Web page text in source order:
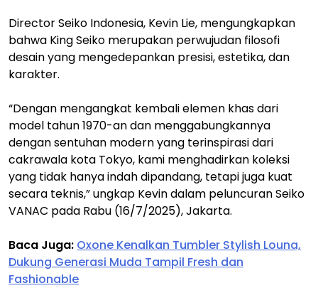
Director Seiko Indonesia, Kevin Lie, mengungkapkan
bahwa King Seiko merupakan perwujudan filosofi
desain yang mengedepankan presisi, estetika, dan
karakter.
“Dengan mengangkat kembali elemen khas dari
model tahun 1970-an dan menggabungkannya
dengan sentuhan modern yang terinspirasi dari
cakrawala kota Tokyo, kami menghadirkan koleksi
yang tidak hanya indah dipandang, tetapi juga kuat
secara teknis,” ungkap Kevin dalam peluncuran Seiko
VANAC pada Rabu (16/7/2025), Jakarta.
Baca Juga: Oxone Kenalkan Tumbler Stylish Louna,
Dukung Generasi Muda Tampil Fresh dan
Fashionable